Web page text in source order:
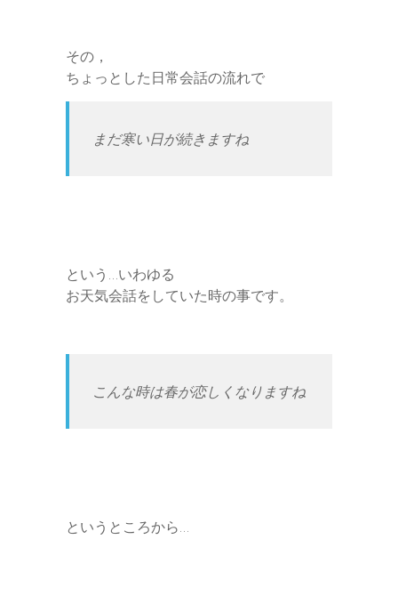
その，
ちょっとした日常会話の流れで
まだ寒い日が続きますね
という…いわゆる
お天気会話をしていた時の事です。
こんな時は春が恋しくなりますね
というところから…